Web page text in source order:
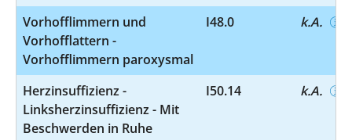
Vorhofflimmern und
Vorhofflattern -
Vorhofflimmern paroxysmal
I48.0 k.A.
Herzinsuffizienz -
Linksherzinsuffizienz - Mit
Beschwerden in Ruhe
I50.14 k.A.